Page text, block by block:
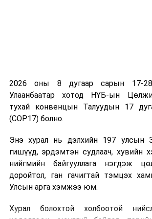
санууллаа.
Харин хурлын хоёр дахь өдөр
Монгол, Бангладеш, Бахрейн,
22 илтгэгч "Уур амьсгалын
байгууллагуудын хариу арга
зүйн үүрэг" сэдвээр хуралдсан юм.
Зохион байгуулагч байгууллага
ын сэтгүүлчдийн холбоо нь энэ жил
тэмдэглэж буй бөгөөд 195
2026 оны 8 дугаар сарын 17-
Улаанбаатар хотод НҮБ-ын
тухай конвенцын Талуудын 17
(COP17) болно.
Энэ хурал нь дэлхийн 197 улсын
гишүүд, эрдэмтэн судлаач, хувийн
нийгмийн байгууллага нэгдэж
доройтол, ган гачигтай тэмцэх
Улсын арга хэмжээ юм.
Хурал болохтой холбоотой